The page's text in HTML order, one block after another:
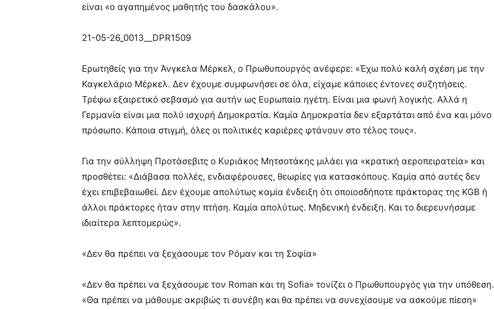
είναι «ο αγαπημένος μαθητής του δασκάλου».
21-05-26_0013__DPR1509
Ερωτηθείς για την Άνγκελα Μέρκελ, ο Πρωθυπουργός ανέφερε: «Έχω πολύ καλή σχέση με την
Καγκελάριο Μέρκελ. Δεν έχουμε συμφωνήσει σε όλα, είχαμε κάποιες έντονες συζητήσεις.
Τρέφω εξαιρετικό σεβασμό για αυτήν ως Ευρωπαία ηγέτη. Είναι μια φωνή λογικής. Αλλά η
Γερμανία είναι μια πολύ ισχυρή Δημοκρατία. Καμία Δημοκρατία δεν εξαρτάται από ένα και μόνο
πρόσωπο. Κάποια στιγμή, όλες οι πολιτικές καριέρες φτάνουν στο τέλος τους».
Για την σύλληψη Προτάσεβιτς ο Κυριάκος Μητσοτάκης μιλάει για «κρατική αεροπειρατεία» και
προσθέτει: «Διάβασα πολλές, ενδιαφέρουσες, θεωρίες για κατασκόπους. Καμία από αυτές δεν
έχει επιβεβαιωθεί. Δεν έχουμε απολύτως καμία ένδειξη ότι οποιοσδήποτε πράκτορας της KGB ή
άλλοι πράκτορες ήταν στην πτήση. Καμία απολύτως. Μηδενική ένδειξη. Και το διερευνήσαμε
ιδιαίτερα λεπτομερώς».
«Δεν θα πρέπει να ξεχάσουμε τον Ρόμαν και τη Σοφία»
«Δεν θα πρέπει να ξεχάσουμε τον Roman και τη Sofia» τονίζει ο Πρωθυπουργός για την υπόθεση.
«Θα πρέπει να μάθουμε ακριβώς τι συνέβη και θα πρέπει να συνεχίσουμε να ασκούμε πίεση»